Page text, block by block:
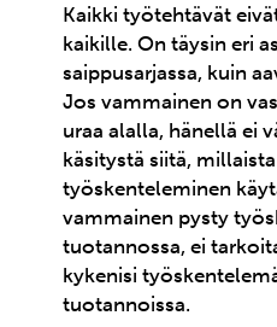
Kaikki työtehtävät
kaikille. On täysin eri
saippusarjassa, kuin
Jos vammainen on
uraa alalla, hänellä ei
käsitystä siitä,
työskenteleminen
vammainen pysty
tuotannossa, ei
kykenisi
tuotannoissa.